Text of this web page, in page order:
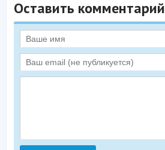
Оставить комментарий